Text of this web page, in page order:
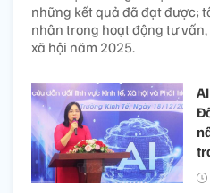
những kết quả đã đạt được;
nhân trong hoạt động tư
xã hội năm 2025.